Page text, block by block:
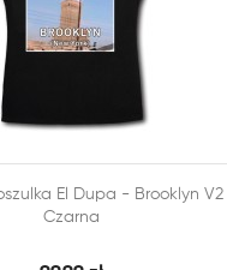
SZYBKI PODGLĄD
El Dupa - Brooklyn V2
Czarna